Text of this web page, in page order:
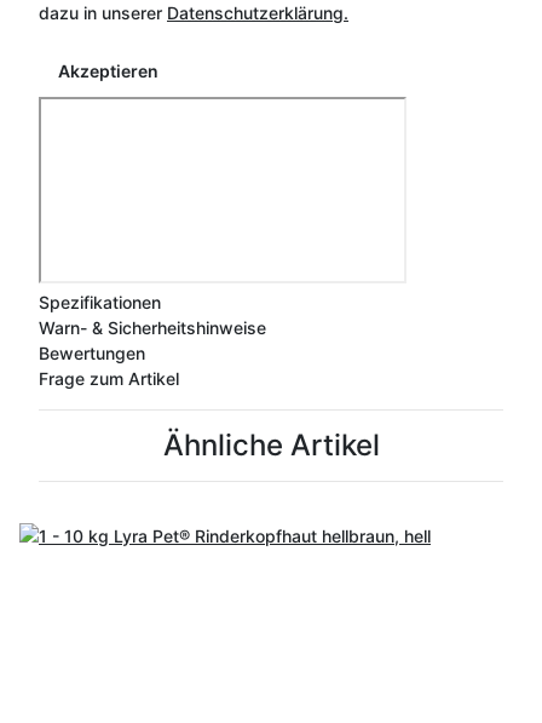
dazu in unserer Datenschutzerklärung.
Akzeptieren
Spezifikationen
Warn- & Sicherheitshinweise
Bewertungen
Frage zum Artikel
Ähnliche Artikel